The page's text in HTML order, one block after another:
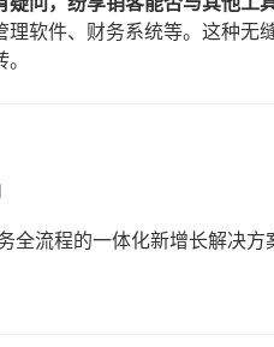
软件、财务系统等。这种无
全流程的一体化新增长解决方